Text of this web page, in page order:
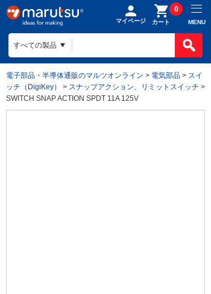
マイページ カート
0
MENU
電子部品・半導体通販のマルツオンライン > 電気部品 > スイ
ッチ（DigiKey）
> スナップアクション、リミットスイッチ >
SWITCH SNAP ACTION SPDT 11A 125V